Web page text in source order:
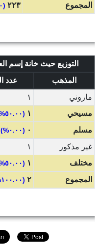
المجموع ٢٢٣ (١٠٠.٠٠%)
التوزيع حيث خانة إسم
المذهب
عدد
ماروني
١
مسيحي
١ (٥٠.٠٠%)
مسلم ٠ (٠.٠٠%)
غير مذكور ١
مختلف
١ (٥٠.٠٠%)
المجموع ٢ (١٠٠.٠٠%)